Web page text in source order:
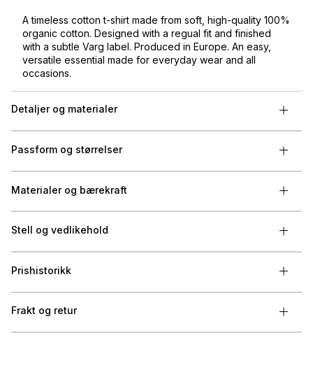
A timeless cotton t-shirt made from soft, high-quality 100%
organic cotton. Designed with a regual fit and finished
with a subtle Varg label. Produced in Europe. An easy,
versatile essential made for everyday wear and all
occasions.
Detaljer og materialer
Passform og størrelser
Materialer og bærekraft
Stell og vedlikehold
Prishistorikk
Frakt og retur